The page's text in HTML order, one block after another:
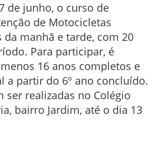
de junho, o curso de
de Motocicletas
manhã e tarde, com 20
Para participar, é
16 anos completos e
a partir do 6º ano concluído.
ser realizadas no Colégio
bairro Jardim, até o dia 13